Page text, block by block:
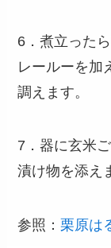
6．煮立った
レールーを加
調えます。
7．器に玄米
漬け物を添え
参照：栗原は